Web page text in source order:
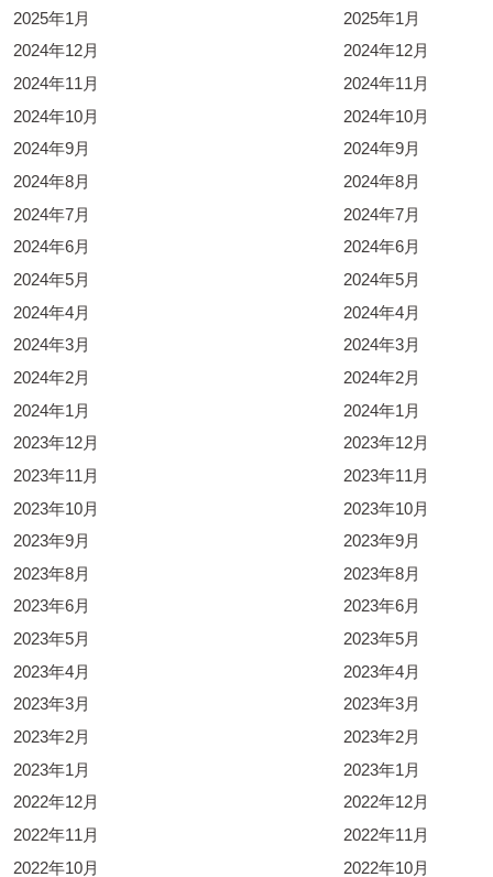
2025年1月
2024年12月
2024年11月
2024年10月
2024年9月
2024年8月
2024年7月
2024年6月
2024年5月
2024年4月
2024年3月
2024年2月
2024年1月
2023年12月
2023年11月
2023年10月
2023年9月
2023年8月
2023年6月
2023年5月
2023年4月
2023年3月
2023年2月
2023年1月
2022年12月
2022年11月
2022年10月
2025年1月
2024年12月
2024年11月
2024年10月
2024年9月
2024年8月
2024年7月
2024年6月
2024年5月
2024年4月
2024年3月
2024年2月
2024年1月
2023年12月
2023年11月
2023年10月
2023年9月
2023年8月
2023年6月
2023年5月
2023年4月
2023年3月
2023年2月
2023年1月
2022年12月
2022年11月
2022年10月